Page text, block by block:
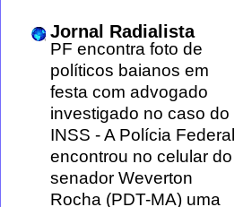
Jornal Radialista
PF encontra foto de
políticos baianos em
festa com advogado
investigado no caso do
INSS -A Polícia Federal
encontrou no celular do
senador Weverton
Rocha (PDT-MA) uma